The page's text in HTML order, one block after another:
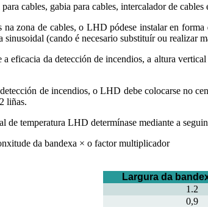
cables, gabia para cables, intercalador de
na zona de cables, o LHD pódese instalar en
sinusoidal (cando é necesario substituír ou realizar
a eficacia da detección de incendios, a altura
de incendios, o LHD debe colocarse no
liñas.
de temperatura LHD determínase mediante a
da bandexa × o factor multiplicador
Largura da
1.2
0,9